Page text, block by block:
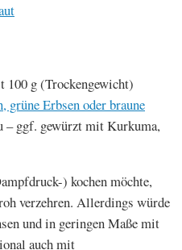
100 g (Trockengewicht)
grüne Erbsen oder braune
– ggf. gewürzt mit Kurkuma,
) kochen möchte,
verzehren. Allerdings würde
und in geringen Maße mit
auch mit